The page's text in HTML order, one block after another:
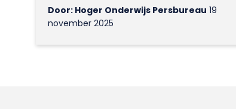
Door: Hoger Onderwijs Persbureau 19
november 2025